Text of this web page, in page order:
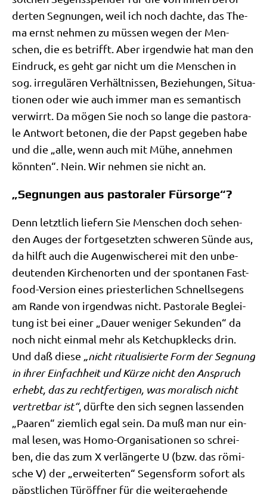
der­ten Seg­nun­gen, weil ich noch dach­te, das The­
ma ernst neh­men zu müs­sen wegen der Men­
schen, die es betrifft. Aber irgend­wie hat man den
Ein­druck, es geht gar nicht um die Men­schen in
sog. irre­gu­lä­ren Ver­hält­nis­sen, Bezie­hun­gen, Situa­
tio­nen oder wie auch immer man es seman­tisch
ver­wirrt. Da mögen Sie noch so lan­ge die pasto­ra­
le Ant­wort beto­nen, die der Papst gege­ben habe
und die „alle, wenn auch mit Mühe, anneh­men
könn­ten“. Nein. Wir neh­men sie nicht an.
„Segnungen aus pastoraler Fürsorge“?
Denn letzt­lich lie­fern Sie Men­schen doch sehen­
den Auges der fort­ge­setz­ten schwe­ren Sün­de aus,
da hilft auch die Augen­wi­sche­rei mit den unbe­
deu­ten­den Kir­chen­or­ten und der spon­ta­nen Fast-
food-Ver­si­on eines prie­ster­li­chen Schnell­se­gens
am Ran­de von irgend­was nicht. Pasto­ra­le Beglei­
tung ist bei einer „Dau­er weni­ger Sekun­den“ da
noch nicht ein­mal mehr als Ketch­up­klecks drin.
Und daß die­se „nicht ritua­li­sier­te Form der Seg­nung
in ihrer Ein­fach­heit und Kür­ze nicht den Anspruch
erhebt, das zu recht­fer­ti­gen, was mora­lisch nicht
ver­tret­bar ist“, dürf­te den sich seg­nen las­sen­den
„Paa­ren“ ziem­lich egal sein. Da muß man nur ein­
mal lesen, was Homo-Orga­ni­sa­tio­nen so schrei­
ben, die das zum X ver­län­ger­te U (bzw. das römi­
sche V) der „erwei­ter­ten“ Segens­form sofort als
päpst­li­chen Tür­öff­ner für die wei­ter­ge­hen­de